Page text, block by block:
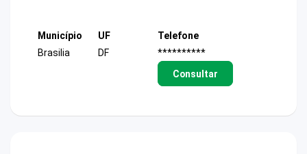
Município
Brasilia
UF
DF
Telefone
**********
Consultar